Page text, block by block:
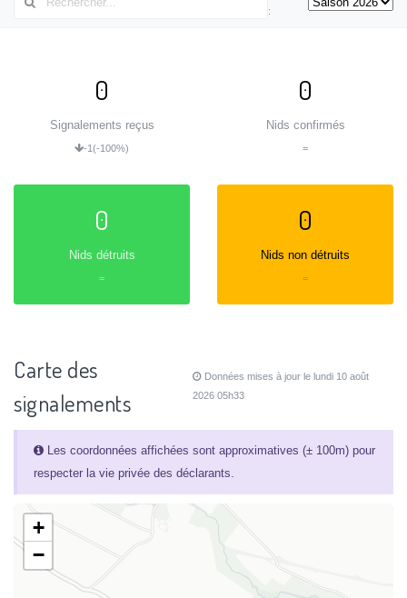
:
0
Signalements reçus
-1(-100%)
0
Nids confirmés
=
0
Nids détruits
=
0
Nids non détruits
=
Carte des
signalements
Données mises à jour le lundi 10 août
2026 05h33
Les coordonnées affichées sont approximatives (± 100m) pour
respecter la vie privée des déclarants.
+
−